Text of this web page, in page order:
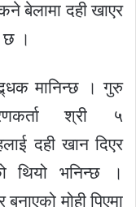
बेलामा दही खाएर
छ ।
मानिन्छ । गुरु
श्री ५
दही खान दिएर
थियो भनिन्छ ।
मोही पिएमा